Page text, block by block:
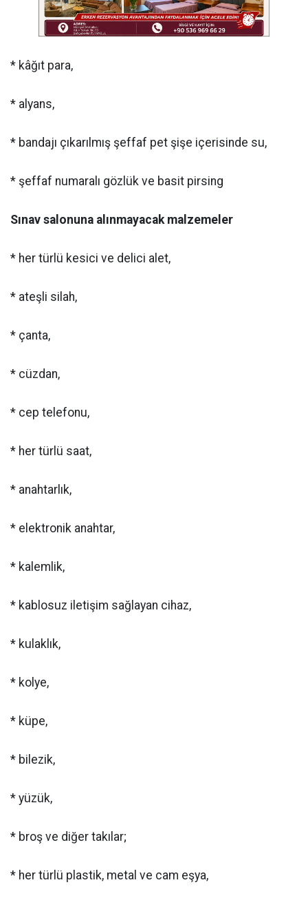
* kâğıt para,
* alyans,
* bandajı çıkarılmış şeffaf pet şişe içerisinde su,
* şeffaf numaralı gözlük ve basit pirsing
Sınav salonuna alınmayacak malzemeler
* her türlü kesici ve delici alet,
* ateşli silah,
* çanta,
* cüzdan,
* cep telefonu,
* her türlü saat,
* anahtarlık,
* elektronik anahtar,
* kalemlik,
* kablosuz iletişim sağlayan cihaz,
* kulaklık,
* kolye,
* küpe,
* bilezik,
* yüzük,
* broş ve diğer takılar;
* her türlü plastik, metal ve cam eşya,